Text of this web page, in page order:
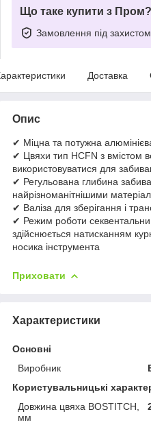
Що таке купити з Пром?
Замовлення під захистом
Доставка
Опис
✔ Міцна та потужна
✔ Цвяхи тип HCFN з вмістом
використовуватися для
✔ Регульована глибина
найрізноманітнішими
✔ Валіза для зберігання і
✔ Режим роботи
здійснюється натисканням
носика інструмента
Приховати
Характеристики
Основні
Виробник
Користувальницькі
Довжина цвяха BOSTITCH,
мм